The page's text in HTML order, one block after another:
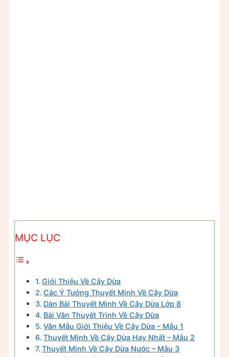
MỤC LỤC
Giới Thiệu Về Cây Dừa
Các Ý Tưởng Thuyết Minh Về Cây Dừa
Dàn Bài Thuyết Minh Về Cây Dừa Lớp 8
Bài Văn Thuyết Trình Về Cây Dừa
Văn Mẫu Giới Thiệu Về Cây Dừa – Mẫu 1
Thuyết Minh Về Cây Dừa Hay Nhất – Mẫu 2
Thuyết Minh Về Cây Dừa Nước – Mẫu 3